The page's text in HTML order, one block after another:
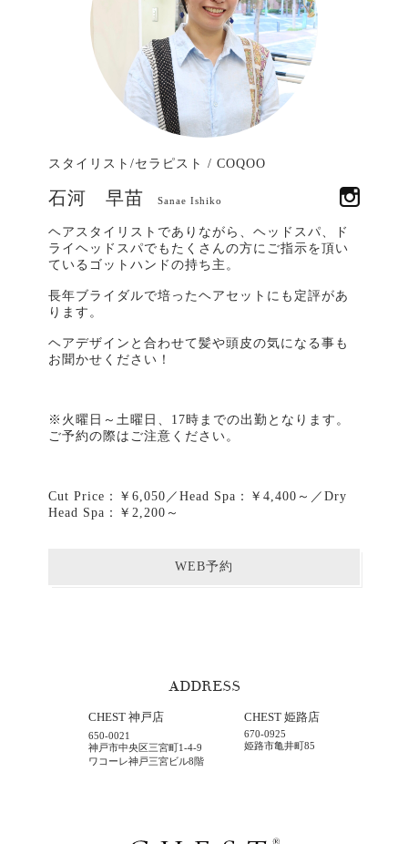
スタイリスト/セラピスト / COQOO
石河 早苗 Sanae Ishiko
ヘアスタイリストでありながら、ヘッドスパ、ド
ライヘッドスパでもたくさんの方にご指示を頂い
ているゴットハンドの持ち主。
長年ブライダルで培ったヘアセットにも定評があ
ります。
ヘアデザインと合わせて髪や頭皮の気になる事も
お聞かせください！
※火曜日～土曜日、17時までの出勤となります。
ご予約の際はご注意ください。
Cut Price：￥6,050／Head Spa：￥4,400～／Dry
Head Spa：￥2,200～
WEB予約
ADDRESS
CHEST 神戸店
650-0021
神戸市中央区三宮町1-4-9
ワコーレ神戸三宮ビル8階
CHEST 姫路店
670-0925
姫路市亀井町85